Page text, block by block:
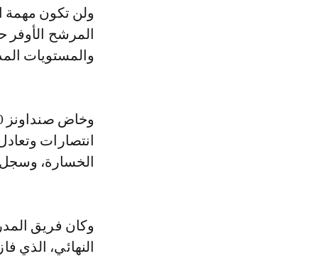
ولن تكون مهمة
المرشح الأوفر
والمستويات
انتصارات
الخسارة، وسجل لاعبوه 35 هدفا، بينما
وكان فريق
النهائي، الذي